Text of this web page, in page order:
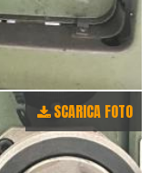
SCARICA FOTO